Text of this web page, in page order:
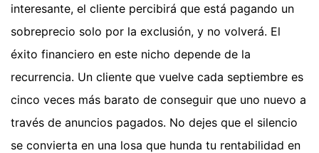
interesante, el cliente percibirá que está pagando un
sobreprecio solo por la exclusión, y no volverá. El
éxito financiero en este nicho depende de la
recurrencia. Un cliente que vuelve cada septiembre es
cinco veces más barato de conseguir que uno nuevo a
través de anuncios pagados. No dejes que el silencio
se convierta en una losa que hunda tu rentabilidad en